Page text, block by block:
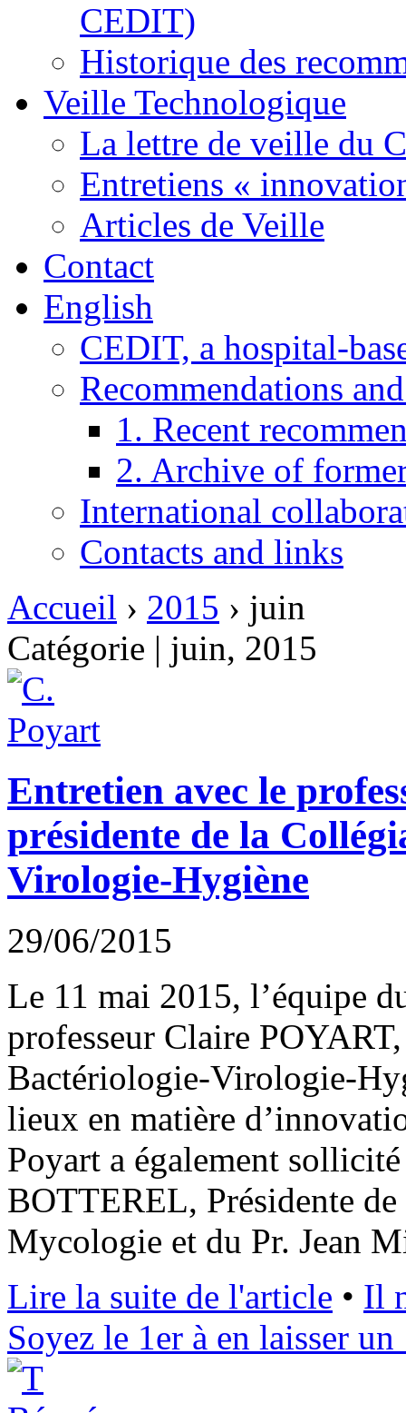
CEDIT)
Historique des
Veille Technologique
La lettre de veille du
Entretiens «
Articles de Veille
Contact
English
CEDIT, a hospital-
Recommendations
1. Recent
2. Archive of
International
Contacts and links
Accueil › 2015 › juin
Catégorie | juin, 2015
Entretien avec le
présidente de la
Virologie-Hygiène
29/06/2015
Le 11 mai 2015, l’équipe
professeur Claire
Bactériologie-Virologie-
lieux en matière
Poyart a également
BOTTEREL, Présidente
Mycologie et du Pr. Jean
Lire la suite de l'article • Il
Soyez le 1er à en laisser un